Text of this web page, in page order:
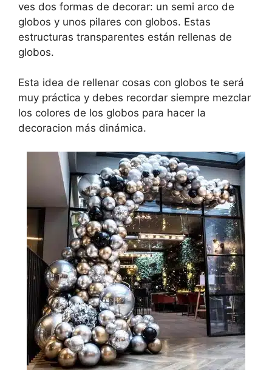
ves dos formas de decorar: un semi arco de
globos y unos pilares con globos. Estas
estructuras transparentes están rellenas de
globos.
Esta idea de rellenar cosas con globos te será
muy práctica y debes recordar siempre mezclar
los colores de los globos para hacer la
decoracion más dinámica.